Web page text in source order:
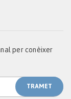
per conèixer